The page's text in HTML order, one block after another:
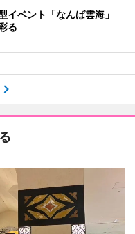
イベント「なんば雲海」
る